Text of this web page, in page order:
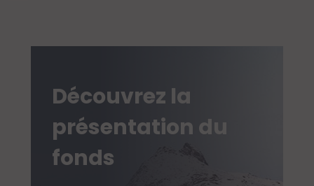
Découvrez la
présentation du
fonds